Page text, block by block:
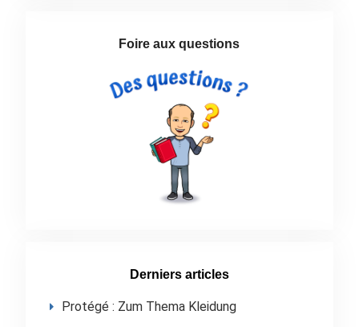
Foire aux questions
Derniers articles
Protégé : Zum Thema Kleidung